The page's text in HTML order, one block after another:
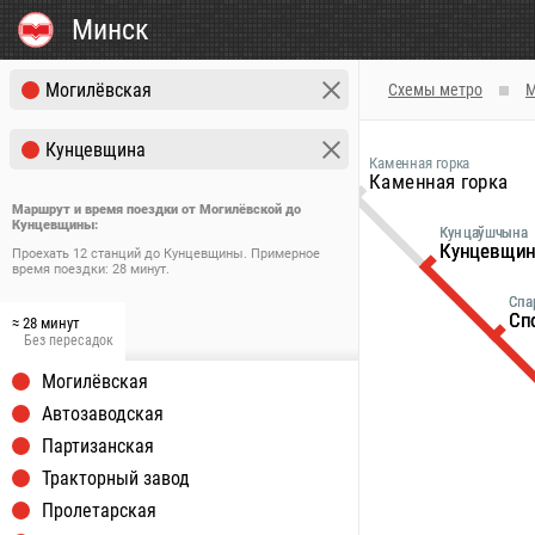
Минск
Маршрут и время поездки от Могилёвской до
Кунцевщины
Проехать 12 станций до Кунцевщины. Примерное
время поездки: 28 минут.
≈ 28 минут
Без пересадок
Могилёвская
Автозаводская
Партизанская
Тракторный завод
Пролетарская
Схемы метро
Кунцаўшчына
Каменная горка
Каменная горка
Кунцаўшчына